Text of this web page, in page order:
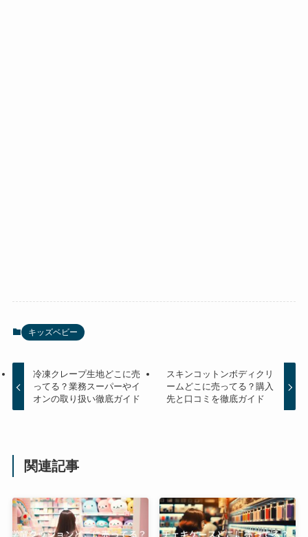
キッズベビー
冷凍クレープ生地どこに売
ってる？業務スーパーやイ
オンの取り扱い徹底ガイド
スキンコットンボディクリ
ームどこに売ってる？購入
先と口コミを徹底ガイド
関連記事